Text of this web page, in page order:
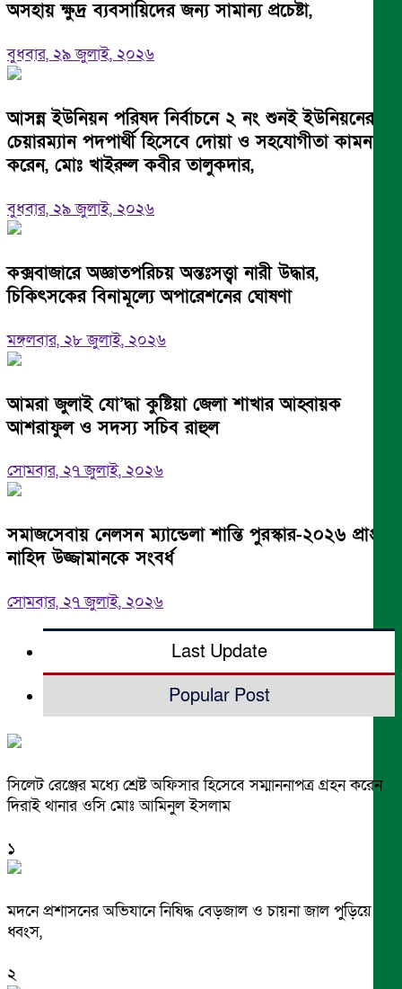
অসহায় ক্ষুদ্র ব্যবসায়িদের জন্য সামান্য প্রচেষ্টা,
বুধবার, ২৯ জুলাই, ২০২৬
আসন্ন ইউনিয়ন পরিষদ নির্বাচনে ২ নং শুনই ইউনিয়নের
চেয়ারম্যান পদপার্থী হিসেবে দোয়া ও সহযোগীতা কামনা
করেন, মোঃ খাইরুল কবীর তালুকদার,
বুধবার, ২৯ জুলাই, ২০২৬
কক্সবাজারে অজ্ঞাতপরিচয় অন্তঃসত্ত্বা নারী উদ্ধার,
চিকিৎসকের বিনামূল্যে অপারেশনের ঘোষণা
মঙ্গলবার, ২৮ জুলাই, ২০২৬
আমরা জুলাই যো’দ্ধা কুষ্টিয়া জেলা শাখার আহ্বায়ক
আশরাফুল ও সদস্য সচিব রাহুল
সোমবার, ২৭ জুলাই, ২০২৬
সমাজসেবায় নেলসন ম্যান্ডেলা শান্তি পুরস্কার-২০২৬ প্রাপ্ত
নাহিদ উজ্জামানকে সংবর্ধ
সোমবার, ২৭ জুলাই, ২০২৬
Last Update
Popular Post
সিলেট রেঞ্জের মধ্যে শ্রেষ্ট অফিসার হিসেবে সম্মাননাপত্র গ্রহন করেন
দিরাই থানার ওসি মোঃ আমিনুল ইসলাম
১
মদনে প্রশাসনের অভিযানে নিষিদ্ধ বেড়জাল ও চায়না জাল পুড়িয়ে
ধ্বংস,
২